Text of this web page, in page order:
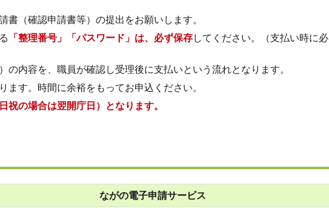
（確認申請書等）の提出をお願いします。
「整理番号」「パスワード」は、必ず保存してください。（支払い時に必
内容を、職員が確認し受理後に支払いという流れとなります。
す。時間に余裕をもってお申込ください。
の場合は翌開庁日）となります。
ながの電子申請サービス